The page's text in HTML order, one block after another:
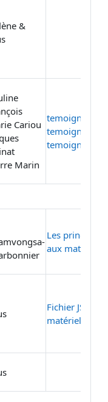
&
Cariou
Marin
Les principes
aux matériels
Fichier JSON
matériel